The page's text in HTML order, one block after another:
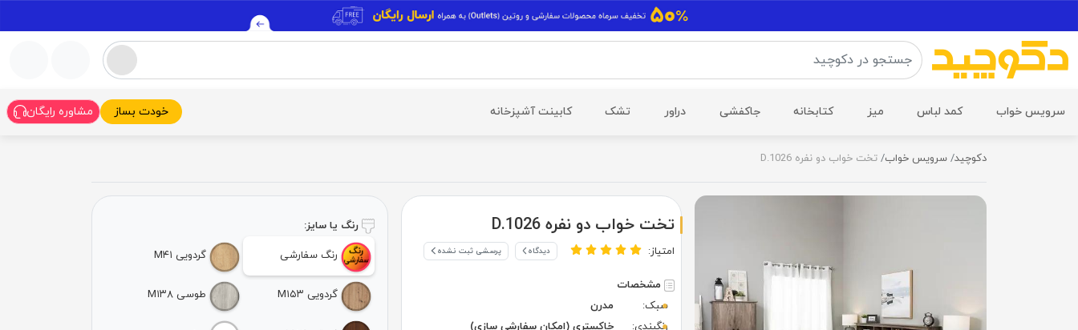
سرویس خواب کمد لباس میز کتابخانه جاکفشی دراور تشک کابینت آشپزخانه خودت بساز مشاوره رایگان
دکوچید سرویس خواب تخت خواب دو نفره D.1026
تخت خواب دو نفره D.1026
امتیاز: دیدگاه پرسشی ثبت نشده
مشخصات
سبک:
مدرن
رنگبندی:
خاکستری (امکان سفارشی سازی)
رنگ یا سایز:
رنگ سفارشی گردویی M۴۱
گردویی M۱۵۳ طوسی M۱۳۸